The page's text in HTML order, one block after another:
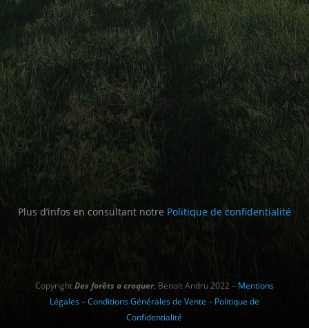
Plus d’infos en consultant notre Politique de confidentialité
CopyrightDes forêts a croquer, Benoit Andru 2022 – Mentions
Légales – Conditions Générales de Vente – Politique de
Confidentialité